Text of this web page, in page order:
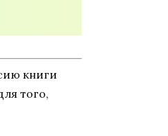
книги
того,